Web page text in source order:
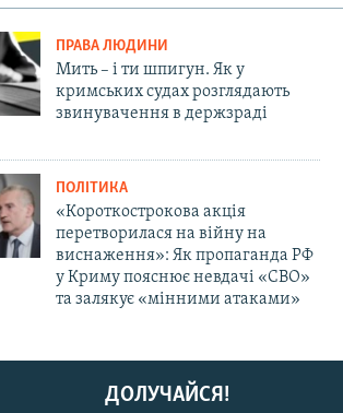
ПРАВА ЛЮДИНИ
Мить – і ти шпигун. Як у
кримських судах розглядають
звинувачення в держзраді
ПОЛІТИКА
«Короткострокова акція
перетворилася на війну на
виснаження»: Як пропаганда РФ
у Криму пояснює невдачі «СВО»
та залякує «мінними атаками»
ДОЛУЧАЙСЯ!